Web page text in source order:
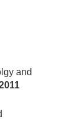
and